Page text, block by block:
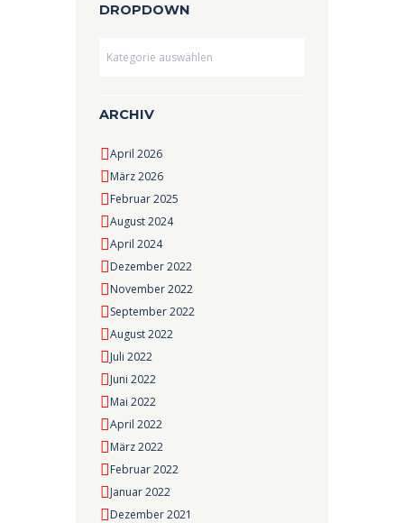
DROPDOWN
ARCHIV
April 2026
März 2026
Februar 2025
August 2024
April 2024
Dezember 2022
November 2022
September 2022
August 2022
Juli 2022
Juni 2022
Mai 2022
April 2022
März 2022
Februar 2022
Januar 2022
Dezember 2021